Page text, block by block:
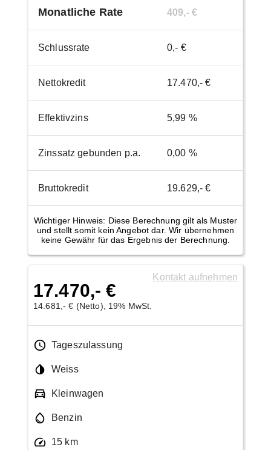
Monatliche Rate 409,- €
Schlussrate 0,- €
Nettokredit 17.470,- €
Effektivzins 5,99 %
Zinssatz gebunden p.a. 0,00 %
Bruttokredit 19.629,- €
Wichtiger Hinweis: Diese Berechnung gilt als Muster
und stellt somit kein Angebot dar. Wir übernehmen
keine Gewähr für das Ergebnis der Berechnung.
17.470,- €
14.681,- € (Netto), 19% MwSt.
Kontakt aufnehmen
Tageszulassung
Weiss
Kleinwagen
Benzin
15 km